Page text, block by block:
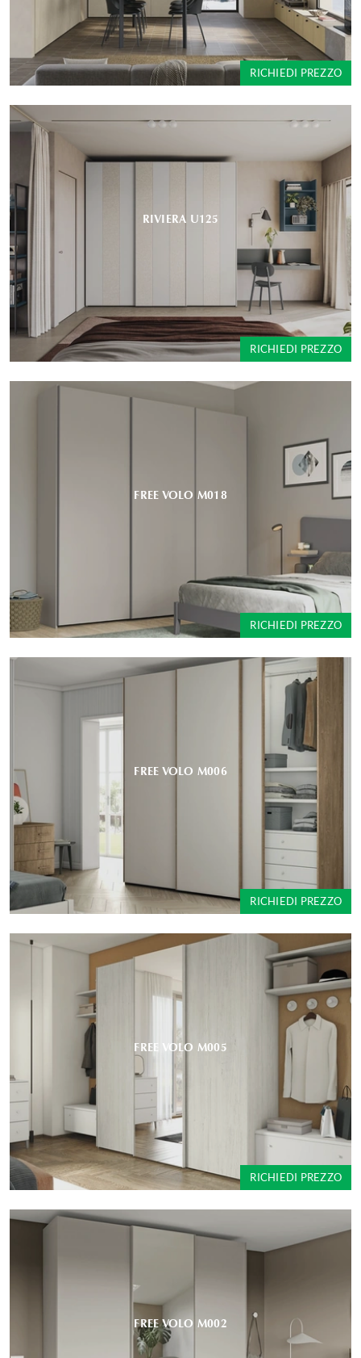
RICHIEDI PREZZO
RIVIERA U125
RICHIEDI PREZZO
FREE VOLO M018
RICHIEDI PREZZO
FREE VOLO M006
RICHIEDI PREZZO
FREE VOLO M005
RICHIEDI PREZZO
FREE VOLO M002